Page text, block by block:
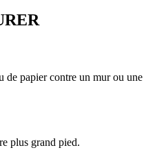
de papier contre un mur ou une
plus grand pied.